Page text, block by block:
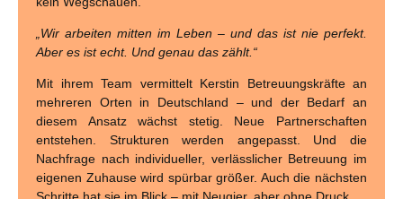
„Wir arbeiten mitten im Leben – und das ist nie perfekt.
Aber es ist echt. Und genau das zählt.“
Mit ihrem Team vermittelt Kerstin Betreuungskräfte an
mehreren Orten in Deutschland – und der Bedarf an
diesem Ansatz wächst stetig. Neue Partnerschaften
entstehen. Strukturen werden angepasst. Und die
Nachfrage nach individueller, verlässlicher Betreuung im
eigenen Zuhause wird spürbar größer. Auch die nächsten